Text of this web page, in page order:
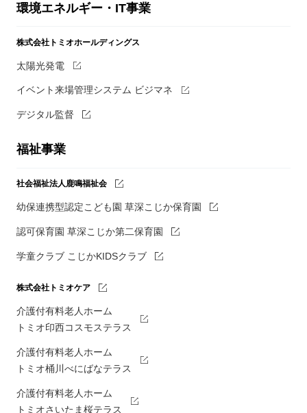
環境エネルギー・IT事業
株式会社トミオホールディングス
太陽光発電
イベント来場管理システム ビジマネ
デジタル監督
福祉事業
社会福祉法人鹿鳴福祉会
幼保連携型認定こども園 草深こじか保育園
認可保育園 草深こじか第二保育園
学童クラブ こじかKIDSクラブ
株式会社トミオケア
介護付有料老人ホーム
トミオ印西コスモステラス
介護付有料老人ホーム
トミオ桶川べにばなテラス
介護付有料老人ホーム
トミオさいたま桜テラス